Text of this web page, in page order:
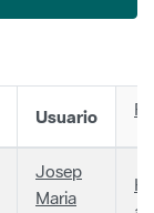
Usuario
Josep
Maria